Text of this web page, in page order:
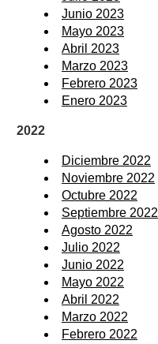
Junio 2023
Mayo 2023
Abril 2023
Marzo 2023
Febrero 2023
Enero 2023
2022
Diciembre 2022
Noviembre 2022
Octubre 2022
Septiembre 2022
Agosto 2022
Julio 2022
Junio 2022
Mayo 2022
Abril 2022
Marzo 2022
Febrero 2022